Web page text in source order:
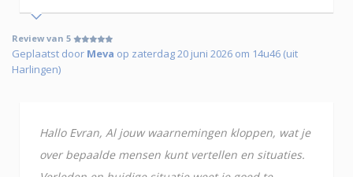
Review van 5
Geplaatst door Meva op zaterdag 20 juni 2026 om 14u46 (uit
Harlingen)
Hallo Evran, Al jouw waarnemingen kloppen, wat je
over bepaalde mensen kunt vertellen en situaties.